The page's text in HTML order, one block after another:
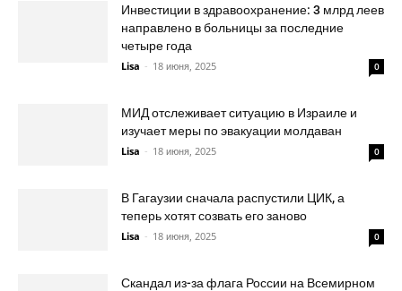
Инвестиции в здравоохранение: 3 млрд леев
направлено в больницы за последние
четыре года
Lisa - 18 июня, 2025 0
МИД отслеживает ситуацию в Израиле и
изучает меры по эвакуации молдаван
Lisa - 18 июня, 2025 0
В Гагаузии сначала распустили ЦИК, а
теперь хотят созвать его заново
Lisa - 18 июня, 2025 0
Скандал из-за флага России на Всемирном